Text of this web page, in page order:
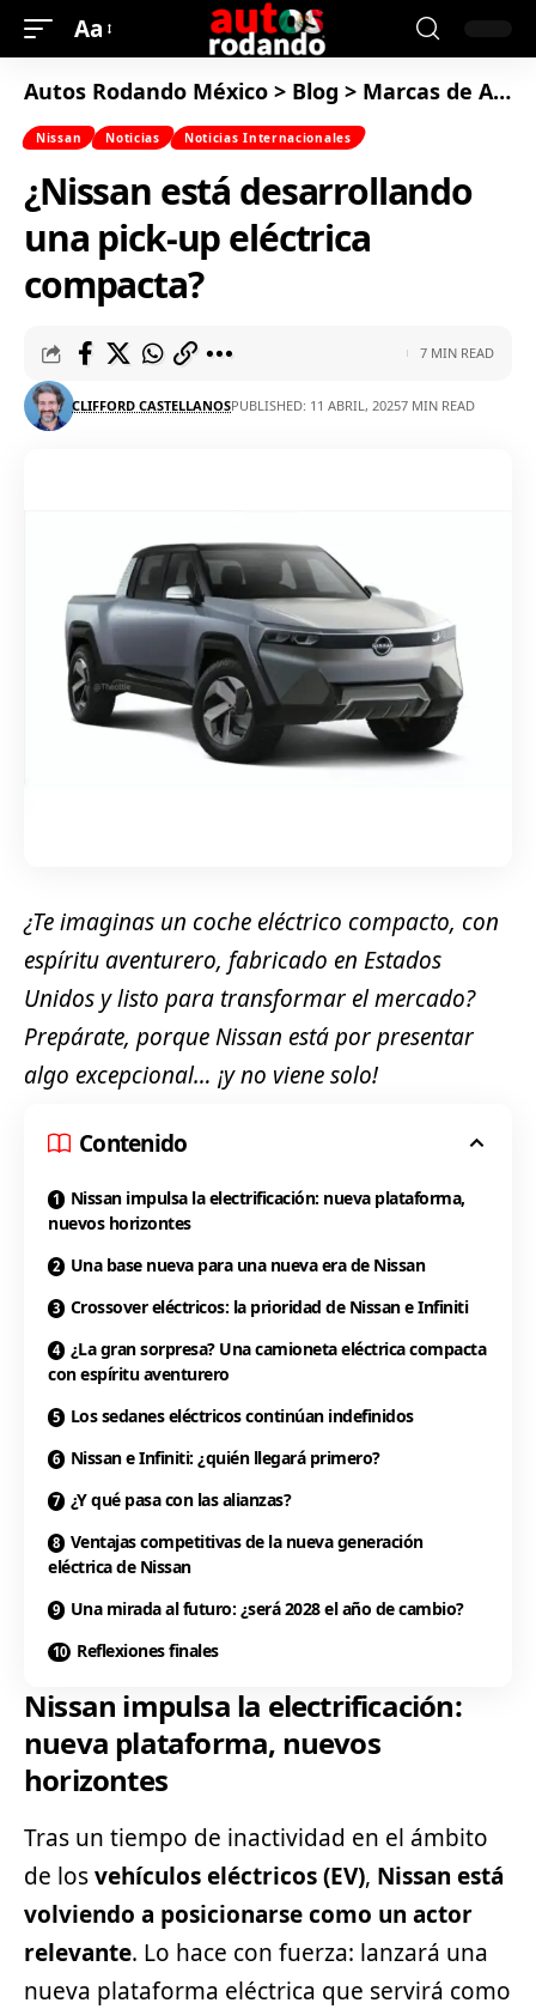
Aa
Autos Rodando México > Blog > Marcas de Autos
Nissan Noticias Noticias Internacionales
¿Nissan está desarrollando
una pick-up eléctrica
compacta?
CLIFFORD CASTELLANOSPUBLISHED: 11 ABRIL, 20257 MIN READ
7 MIN READ
¿Te imaginas un coche eléctrico compacto, con
espíritu aventurero, fabricado en Estados
Unidos y listo para transformar el mercado?
Prepárate, porque Nissan está por presentar
algo excepcional… ¡y no viene solo!
Contenido
Nissan impulsa la electrificación: nueva plataforma,
nuevos horizontes
Una base nueva para una nueva era de Nissan
Crossover eléctricos: la prioridad de Nissan e Infiniti
¿La gran sorpresa? Una camioneta eléctrica compacta
con espíritu aventurero
Los sedanes eléctricos continúan indefinidos
Nissan e Infiniti: ¿quién llegará primero?
¿Y qué pasa con las alianzas?
Ventajas competitivas de la nueva generación
eléctrica de Nissan
Una mirada al futuro: ¿será 2028 el año de cambio?
Reflexiones finales
Nissan impulsa la electrificación:
nueva plataforma, nuevos
horizontes
Tras un tiempo de inactividad en el ámbito
de losvehículos eléctricos (EV), Nissan está
volviendo a posicionarse como un actor
relevante. Lo hace con fuerza: lanzará una
nueva plataforma eléctrica que servirá como